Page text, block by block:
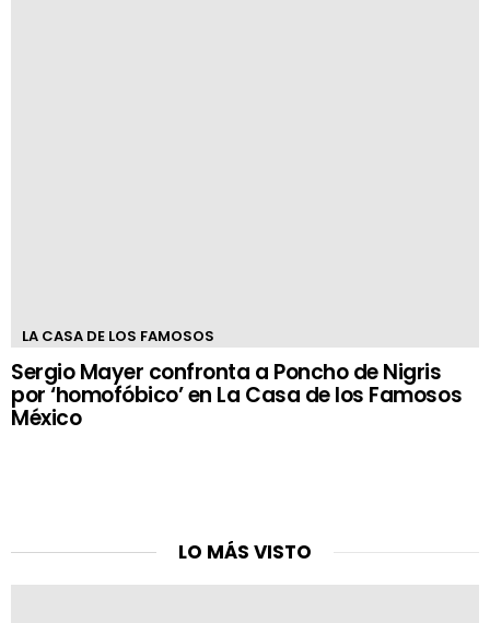
LA CASA DE LOS FAMOSOS
Sergio Mayer confronta a Poncho de Nigris
por ‘homofóbico’ en La Casa de los Famosos
México
LO MÁS VISTO